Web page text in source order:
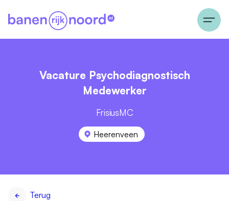
Vacature Psychodiagnostisch
Medewerker
FrisiusMC
Heerenveen
Terug